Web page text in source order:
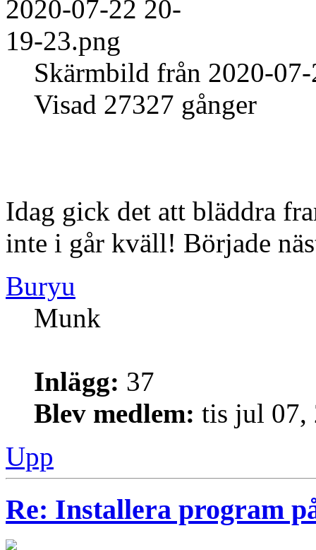
Skärmbild från 2020-
Visad 27327 gånger
Idag gick det att bläddra
inte i går kväll! Började
Buryu
Munk
Inlägg: 37
Blev medlem: tis jul 07,
Upp
Re: Installera program